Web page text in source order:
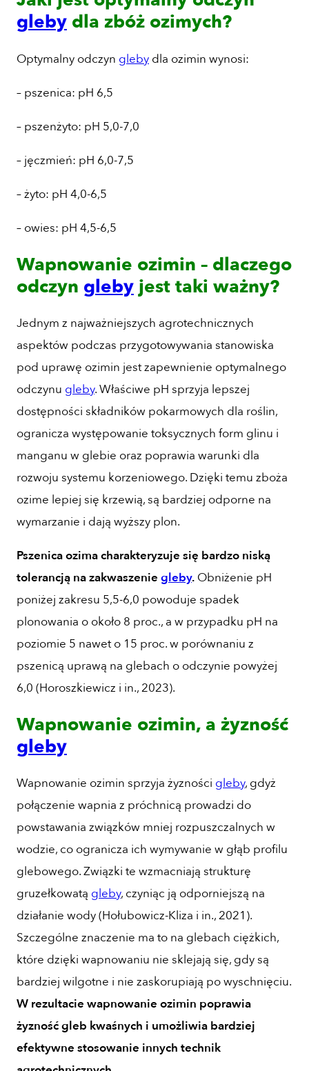
gleby dla zbóż ozimych?
Optymalny odczyn gleby dla ozimin wynosi:
– pszenica: pH 6,5
– pszenżyto: pH 5,0-7,0
– jęczmień: pH 6,0-7,5
– żyto: pH 4,0-6,5
– owies: pH 4,5-6,5
Wapnowanie ozimin – dlaczego
odczyn gleby jest taki ważny?
Jednym z najważniejszych agrotechnicznych
aspektów podczas przygotowywania stanowiska
pod uprawę ozimin jest zapewnienie optymalnego
odczynu gleby. Właściwe pH sprzyja lepszej
dostępności składników pokarmowych dla roślin,
ogranicza występowanie toksycznych form glinu i
manganu w glebie oraz poprawia warunki dla
rozwoju systemu korzeniowego. Dzięki temu zboża
ozime lepiej się krzewią, są bardziej odporne na
wymarzanie i dają wyższy plon.
Pszenica ozima charakteryzuje się bardzo niską
tolerancją na zakwaszenie gleby. Obniżenie pH
poniżej zakresu 5,5-6,0 powoduje spadek
plonowania o około 8 proc., a w przypadku pH na
poziomie 5 nawet o 15 proc. w porównaniu z
pszenicą uprawą na glebach o odczynie powyżej
6,0 (Horoszkiewicz i in., 2023).
Wapnowanie ozimin, a żyzność
gleby
Wapnowanie ozimin sprzyja żyzności gleby, gdyż
połączenie wapnia z próchnicą prowadzi do
powstawania związków mniej rozpuszczalnych w
wodzie, co ogranicza ich wymywanie w głąb profilu
glebowego. Związki te wzmacniają strukturę
gruzełkowatą gleby, czyniąc ją odporniejszą na
działanie wody (Hołubowicz-Kliza i in., 2021).
Szczególne znaczenie ma to na glebach ciężkich,
które dzięki wapnowaniu nie sklejają się, gdy są
bardziej wilgotne i nie zaskorupiają po wyschnięciu.
W rezultacie wapnowanie ozimin poprawia
żyzność gleb kwaśnych i umożliwia bardziej
efektywne stosowanie innych technik